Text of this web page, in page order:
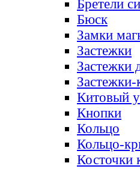
Бретели
Бюск
Замки
Застежки
Застежки
Китовый
Кнопки
Кольцо
Кольцо-
Косточки